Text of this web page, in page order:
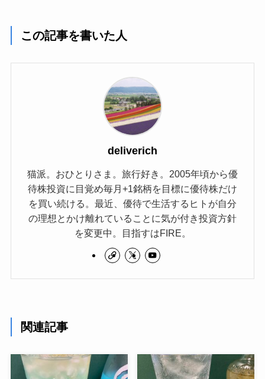
この記事を書いた人
deliverich
猫派。おひとりさま。旅行好き。2005年頃から優
待株投資に目覚め毎月+1銘柄を目標に優待株だけ
を買い続ける。最近、優待で生活するヒトが自分
の理想とかけ離れていることに気が付き投資方針
を変更中。目指すはFIRE。
関連記事